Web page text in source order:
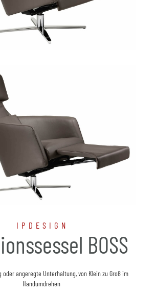
IPDESIGN
BOSS
oder angeregte Unterhaltung, von Klein zu Groß im
Handumdrehen